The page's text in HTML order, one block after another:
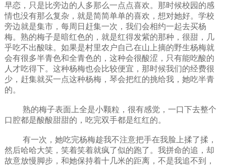
早恋，只是比旁边的人多那么一点点喜欢。那时候校园的感
情也没有那么复杂，就是简简单单的喜欢，想对她好。学校
旁边就是集市，每周日赶集一次，我们会相约一起去买杨
梅。熟的梅子是暗红色的，就是红得发紫的那种，很甜，几
乎吃不出酸味。如果是村里农户自己在山上摘的野生杨梅就
会有很多半青色和全青色的，这种会很酸涩，只有能吃酸的
人才吃得下。这种杨梅也会比较便宜，那时候我们的经费很
少，赶集就买一点这种杨梅，琴会把红的挑给我，她吃半青
的。
熟的梅子表面上全是小颗粒，很有感觉，一口下去整个
口腔都是酸酸甜甜的，吃完双手都是红红的。
有一次，她吃完杨梅趁我不注意把手在我脸上揉了揉，
然后哈哈大笑，笑着笑着就疯了似的跑了。我拼命的追，却
故意放慢脚步，和她保持着十几米的距离，不是我追不到，